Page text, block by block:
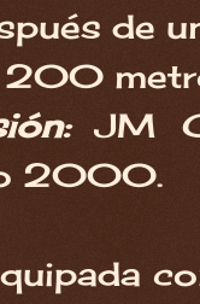
de
JM
2000.